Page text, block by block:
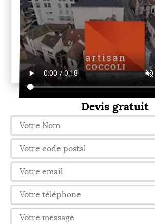
Devis gratuit